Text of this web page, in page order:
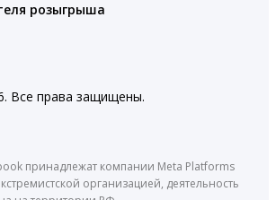
розыгрыша
Все права защищены.
принадлежат компании Meta Platforms
организацией, деятельность